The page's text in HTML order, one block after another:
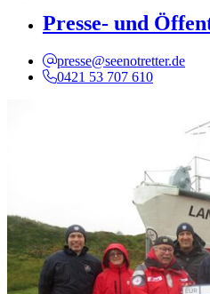
Presse- und
presse@seenotretter.de
0421 53 707 610